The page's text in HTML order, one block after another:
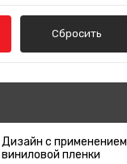
Сбросить
Дизайн с применением
виниловой пленки